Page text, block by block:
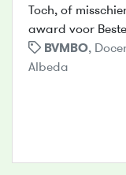
Toch, of
award voor
BVMBO,
Albeda